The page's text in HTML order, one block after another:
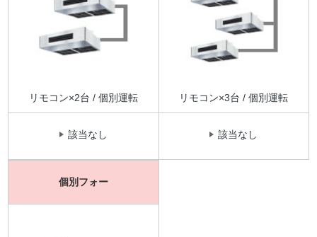
リモコン×2台 / 個別運転
該当なし
リモコン×3台 / 個別運転
該当なし
個別フォー